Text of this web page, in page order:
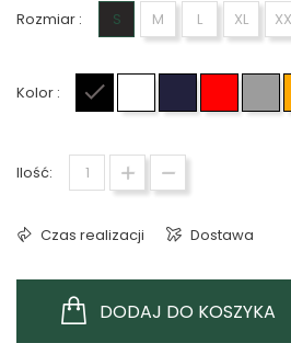
Rozmiar : S M L XL
Kolor :
Ilość:
Czas realizacji Dostawa
DODAJ DO KOSZYKA